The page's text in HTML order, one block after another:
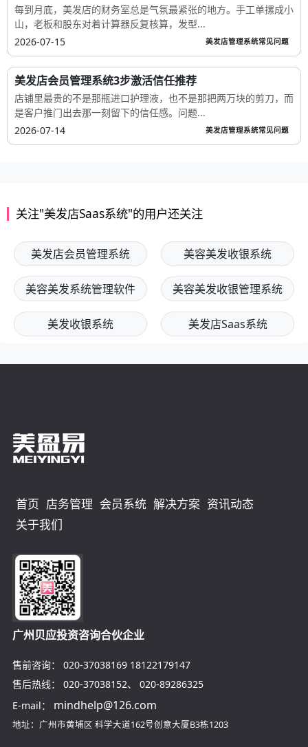
每到月底，美发店的财务室总是气氛最紧张的地方。手工单摞成小
山，老板和股东对着计算器反复核算，发型...
2026-07-15
美发店管理系统常见问题
美发店会员管理系统3步激活信任推荐
店铺里最贵的不是那瓶进口护理液，也不是那把两万块的剪刀，而
是客户推门出去那一刻留下的信任感。问题...
2026-07-14
美发店管理系统常见问题
关注"美发店Saas系统"的用户还关注
美发店会员管理系统 美容美发收银系统
美容美发系统管理软件 美容美发收银管理系统
美发收银系统 美发店Saas系统
首页 店务管理 会员系统 解决方案 资讯动态
关于我们
广州贝应投资咨询合伙企业
售前咨询： 020-37038169 18122179147
售后热线：
020-37038152、 020-89286325
E-mail：
mindhelp@126.com
地址：广州市黄埔区 科学大道162号创意大厦B3栋1203